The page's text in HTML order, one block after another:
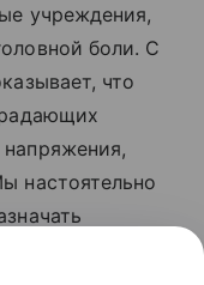
учреждения,
боли. С
что
настоятельно